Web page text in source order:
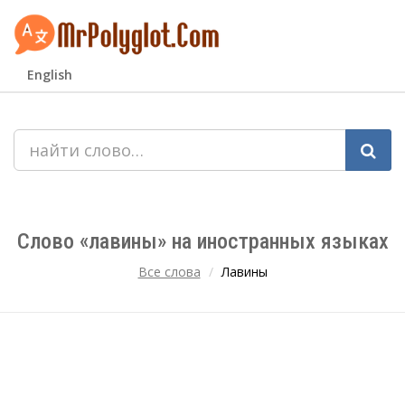
English
Слово «лавины» на иностранных языках
Все слова Лавины